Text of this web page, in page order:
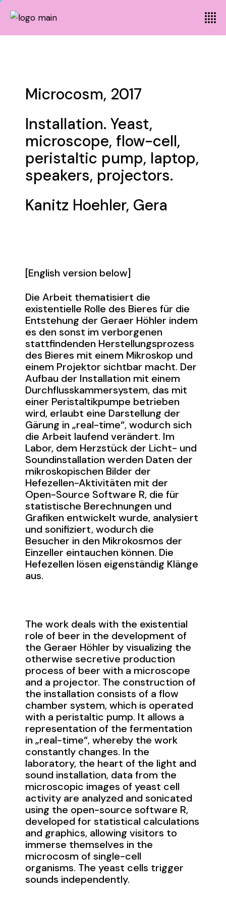
Microcosm, 2017
Installation. Yeast,
microscope, flow-cell,
peristaltic pump, laptop,
speakers, projectors.
Kanitz Hoehler, Gera
[English version below]
Die Arbeit thematisiert die
existentielle Rolle des Bieres für die
Entstehung der Geraer Höhler indem
es den sonst im verborgenen
stattfindenden Herstellungsprozess
des Bieres mit einem Mikroskop und
einem Projektor sichtbar macht. Der
Aufbau der Installation mit einem
Durchflusskammersystem, das mit
einer Peristaltikpumpe betrieben
wird, erlaubt eine Darstellung der
Gärung in „real-time“, wodurch sich
die Arbeit laufend verändert. Im
Labor, dem Herzstück der Licht- und
Soundinstallation werden Daten der
mikroskopischen Bilder der
Hefezellen-Aktivitäten mit der
Open-Source Software R, die für
statistische Berechnungen und
Grafiken entwickelt wurde, analysiert
und sonifiziert, wodurch die
Besucher in den Mikrokosmos der
Einzeller eintauchen können. Die
Hefezellen lösen eigenständig Klänge
aus.
The work deals with the existential
role of beer in the development of
the Geraer Höhler by visualizing the
otherwise secretive production
process of beer with a microscope
and a projector. The construction of
the installation consists of a flow
chamber system, which is operated
with a peristaltic pump. It allows a
representation of the fermentation
in „real-time“, whereby the work
constantly changes. In the
laboratory, the heart of the light and
sound installation, data from the
microscopic images of yeast cell
activity are analyzed and sonicated
using the open-source software R,
developed for statistical calculations
and graphics, allowing visitors to
immerse themselves in the
microcosm of single-cell
organisms. The yeast cells trigger
sounds independently.